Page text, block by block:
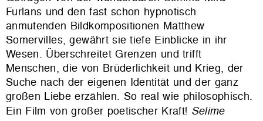
Furlans und den fast schon hypnotisch
anmutenden Bildkompositionen Matthew
Somervilles, gewährt sie tiefe Einblicke in ihr
Wesen. Überschreitet Grenzen und trifft
Menschen, die von Brüderlichkeit und Krieg, der
Suche nach der eigenen Identität und der ganz
großen Liebe erzählen. So real wie philosophisch.
Ein Film von großer poetischer Kraft! Selime